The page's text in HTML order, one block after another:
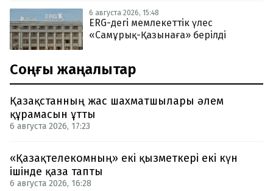
6 августа 2026, 15:48
ERG-дегі мемлекеттік үлес
«Самұрық-Қазынаға» берілді
Соңғы жаңалықтар
Қазақстанның жас шахматшылары әлем
құрамасын ұтты
6 августа 2026, 17:23
«Қазақтелекомның» екі қызметкері екі күн
ішінде қаза тапты
6 августа 2026, 16:28